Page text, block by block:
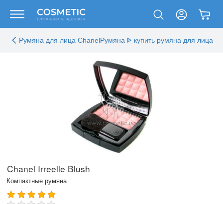
Румяна для лица ChanelРумяна ᐈ купить румяна для лица в
Chanel Irreelle Blush
Компактные румяна